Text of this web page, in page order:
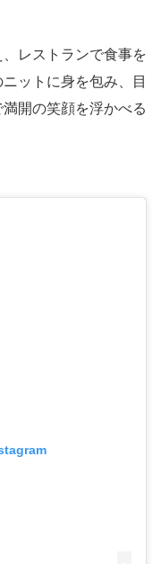
レストランで食事を
ットに身を包み、目
開の笑顔を浮かべる